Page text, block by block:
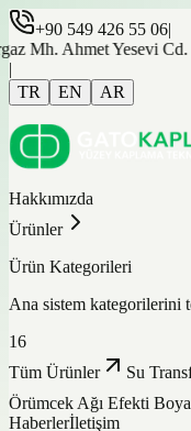
+90 549 426 55 06|
Mh. Ahmet Yesevi
|
TR
EN AR
Hakkımızda
Ürünler
Ürün Kategorileri
Ana sistem kategorilerini
16
Tüm Ürünler
Su
Örümcek Ağı Efekti Boya
Haberlerİletişim